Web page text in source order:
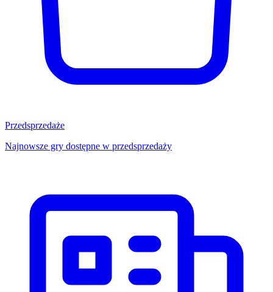
Przedsprzedaże
Najnowsze gry dostępne w przedsprzedaży